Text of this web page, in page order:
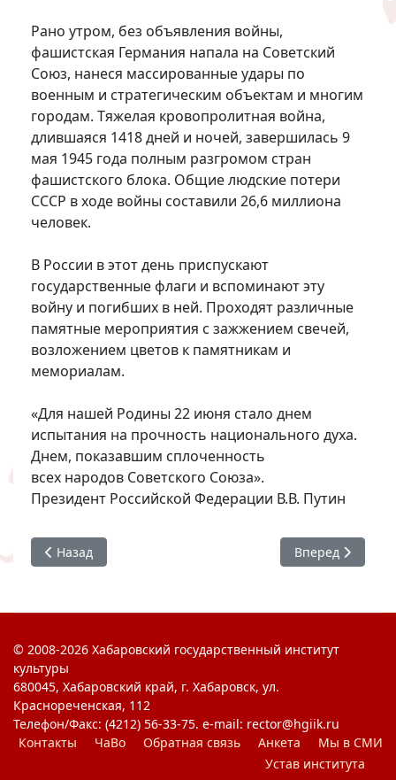
Рано утром, без объявления войны,
фашистская Германия напала на Советский
Союз, нанеся массированные удары по
военным и стратегическим объектам и многим
городам. Тяжелая кровопролитная война,
длившаяся 1418 дней и ночей, завершилась 9
мая 1945 года полным разгромом стран
фашистского блока. Общие людские потери
СССР в ходе войны составили 26,6 миллиона
человек.
В России в этот день приспускают
государственные флаги и вспоминают эту
войну и погибших в ней. Проходят различные
памятные мероприятия с зажжением свечей,
возложением цветов к памятникам и
мемориалам.
«Для нашей Родины 22 июня стало днем
испытания на прочность национального духа.
Днем, показавшим сплоченность
всех народов Советского Союза».
Президент Российской Федерации В.В. Путин
Предыдущий: #ЯГоржусь : 22 июня - День памяти и
Назад Следующий:
Вперед
© 2008-2026 Хабаровский государственный институт
культуры
680045, Хабаровский край, г. Хабаровск, ул.
Краснореченская, 112
Телефон/Факс: (4212) 56-33-75. e-mail: rector@hgiik.ru
Контакты
ЧаВо Обратная связь Анкета
Мы в СМИ
Устав института